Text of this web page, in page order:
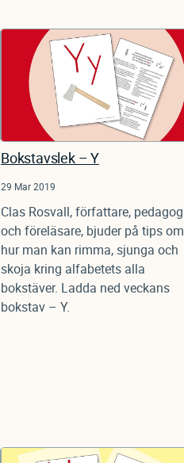
Bokstavslek – Y
29 Mar 2019
Clas Rosvall, författare, pedagog
och föreläsare, bjuder på tips om
hur man kan rimma, sjunga och
skoja kring alfabetets alla
bokstäver. Ladda ned veckans
bokstav – Y.